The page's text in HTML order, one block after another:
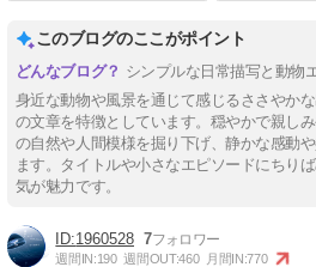
このブログのここがポイント
シンプルな日常描写と動物
身近な動物や風景を通じて感じるささやか
の文章を特徴としています。穏やかで親し
の自然や人間模様を掘り下げ、静かな感動
ます。タイトルや小さなエピソードにちり
気が魅力です。
1960528 7
週間IN:190 週間OUT:460 月間IN:770